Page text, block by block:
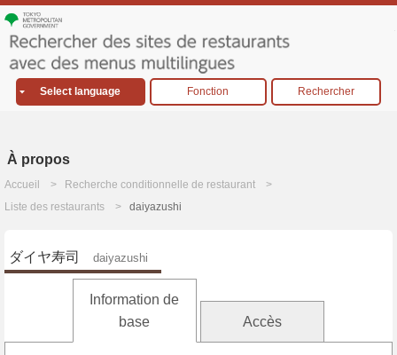
Select language Fonction Rechercher
À propos
Accueil
Recherche conditionnelle de restaurant
Liste des restaurants
daiyazushi
ダイヤ寿司 daiyazushi
Information de
base
Accès